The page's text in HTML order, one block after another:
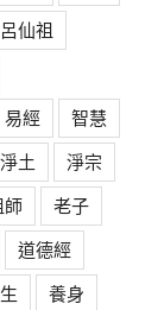
呂仙祖
易經
智慧
淨土
淨宗
師
老子
道德經
養身